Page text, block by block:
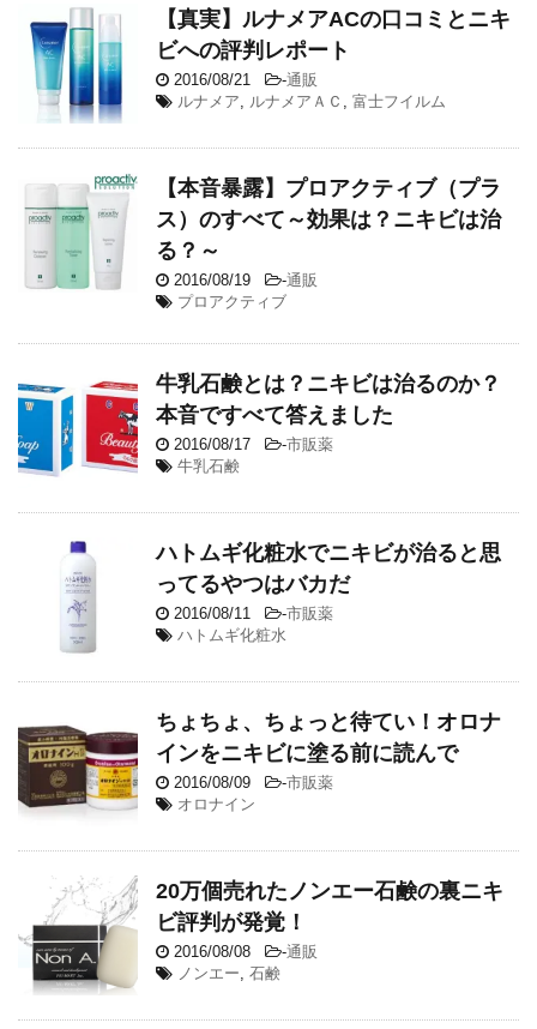
【真実】ルナメアACの口コミとニキ
ビへの評判レポート
2016/08/21 -通販
ルナメア, ルナメアＡＣ , 富士フイルム
【本音暴露】プロアクティブ（プラ
ス）のすべて～効果は？ニキビは治
る？～
2016/08/19 -通販
プロアクティブ
牛乳石鹸とは？ニキビは治るのか？
本音ですべて答えました
2016/08/17 -市販薬
牛乳石鹸
ハトムギ化粧水でニキビが治ると思
ってるやつはバカだ
2016/08/11 -市販薬
ハトムギ化粧水
ちょちょ、ちょっと待てい！オロナ
インをニキビに塗る前に読んで
2016/08/09 -市販薬
オロナイン
20万個売れたノンエー石鹸の裏ニキ
ビ評判が発覚！
2016/08/08 -通販
ノンエー, 石鹸